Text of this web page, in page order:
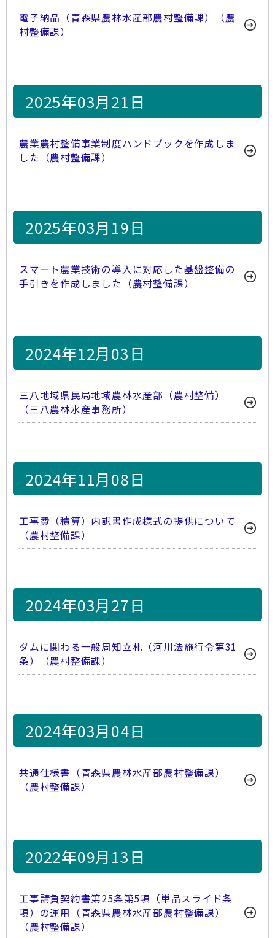
電子納品（青森県農林水産部農村整備課）（農
村整備課）
2025年03月21日
農業農村整備事業制度ハンドブックを作成しま
した（農村整備課）
2025年03月19日
スマート農業技術の導入に対応した基盤整備の
手引きを作成しました（農村整備課）
2024年12月03日
三八地域県民局地域農林水産部（農村整備）
（三八農林水産事務所）
2024年11月08日
工事費（積算）内訳書作成様式の提供について
（農村整備課）
2024年03月27日
ダムに関わる一般周知立札（河川法施行令第31
条）（農村整備課）
2024年03月04日
共通仕様書（青森県農林水産部農村整備課）
（農村整備課）
2022年09月13日
工事請負契約書第25条第5項（単品スライド条
項）の運用（青森県農林水産部農村整備課）
（農村整備課）